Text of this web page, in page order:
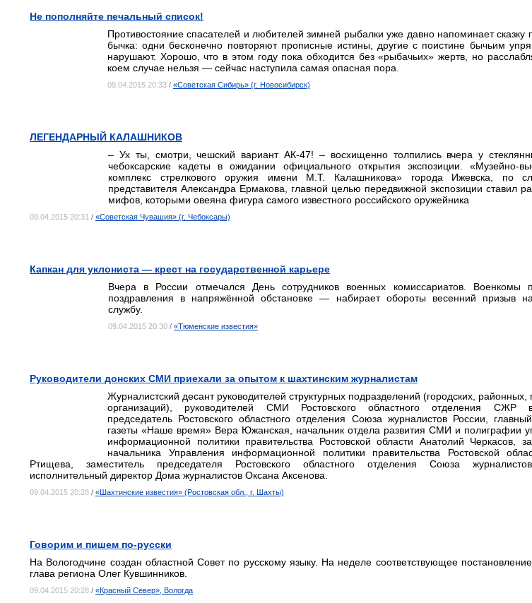
Не пополняйте печальный список!
Противостояние спасателей и любителей зимней рыбалки уже давно напоминает сказку
бычка: одни бесконечно повторяют прописные истины, другие с поистине бычьим
нарушают. Хорошо, что в этом году пока обходится без «рыбачьих» жертв, но
коем случае нельзя — сейчас наступила самая опасная пора.
09.04.2015 20:33 / «Советская Сибирь» (г. Новосибирск)
ЛЕГЕНДАРНЫЙ КАЛАШНИКОВ
– Ух ты, смотри, чешский вариант АК-47! – восхищенно толпились вчера у
чебоксарские кадеты в ожидании официального открытия экспозиции. «Музейно-
комплекс стрелкового оружия имени М.Т. Калашникова» города Ижевска, по
представителя Александра Ермакова, главной целью передвижной экспозиции ставил
мифов, которыми овеяна фигура самого известного российского оружейника
09.04.2015 20:31 / «Советская Чувашия» (г. Чебоксары)
Капкан для уклониста — крест на государственной карьере
Вчера в России отмечался День сотрудников военных комиссариатов. Военкомы
поздравления в напряжённой обстановке — набирает обороты весенний призыв
службу.
09.04.2015 20:30 / «Тюменские известия»
Руководители донских СМИ приехали за опытом к шахтинским журналистам
Журналистский десант руководителей структурных подразделений (городских, районных,
организаций), руководителей СМИ Ростовского областного отделения СЖР
председатель Ростовского областного отделения Союза журналистов России,
газеты «Наше время» Вера Южанская, начальник отдела развития СМИ и полиграфии
информационной политики правительства Ростовской области Анатолий Черкасов,
начальника Управления информационной политики правительства Ростовской
Ртищева, заместитель председателя Ростовского областного отделения Союза
исполнительный директор Дома журналистов Оксана Аксенова.
09.04.2015 20:28 / «Шахтинские известия» (Ростовская обл., г. Шахты)
Говорим и пишем по-русски
На Вологодчине создан областной Совет по русскому языку. На неделе соответствующее
глава региона Олег Кувшинников.
09.04.2015 20:28 / «Красный Север», Вологда